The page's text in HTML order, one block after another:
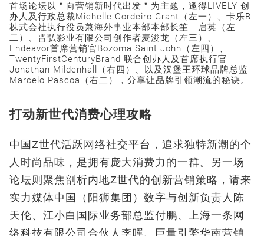
首场论坛以＂向营销新时代出发＂为主题，邀得LIVELY 创
办人及行政总裁Michelle Cordeiro Grant（左一）、卡乐B
株式会社执行役员兼海外事业本部本部长笙 启英（左
二）、晋弘影业有限公司创作者麦浚龙（左三）、
Endeavor首席营销官Bozoma Saint John（左四）、
TwentyFirstCenturyBrand 联合创办人及首席执行官
Jonathan Mildenhall（右四）、以及汉堡王环球品牌总监
Marcelo Pascoa（右二），分享让品牌引领潮流的秘诀。
打动新世代消费心理攻略
中国Z世代活跃网络社交平台，追求独特新潮的个
人时尚品味，是拥有庞大消费力的一群。另一场
论坛则聚焦剖析内地Z世代的创新营销策略，请来
实力媒体中国（阳狮集团）数字与创新负责人陈
天伦、江小白国际业务部总监付鹏、上海一条网
络科技有限公司合伙人李晖、巨量引擎华南营销